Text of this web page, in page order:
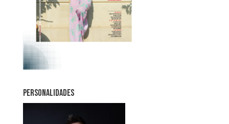
PERSONALIDADES